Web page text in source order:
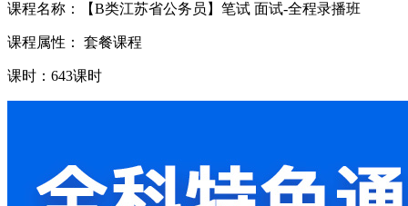
课程名称：【B类江苏省公务员】笔试 面试-全程录播班
课程属性： 套餐课程
课时：643课时